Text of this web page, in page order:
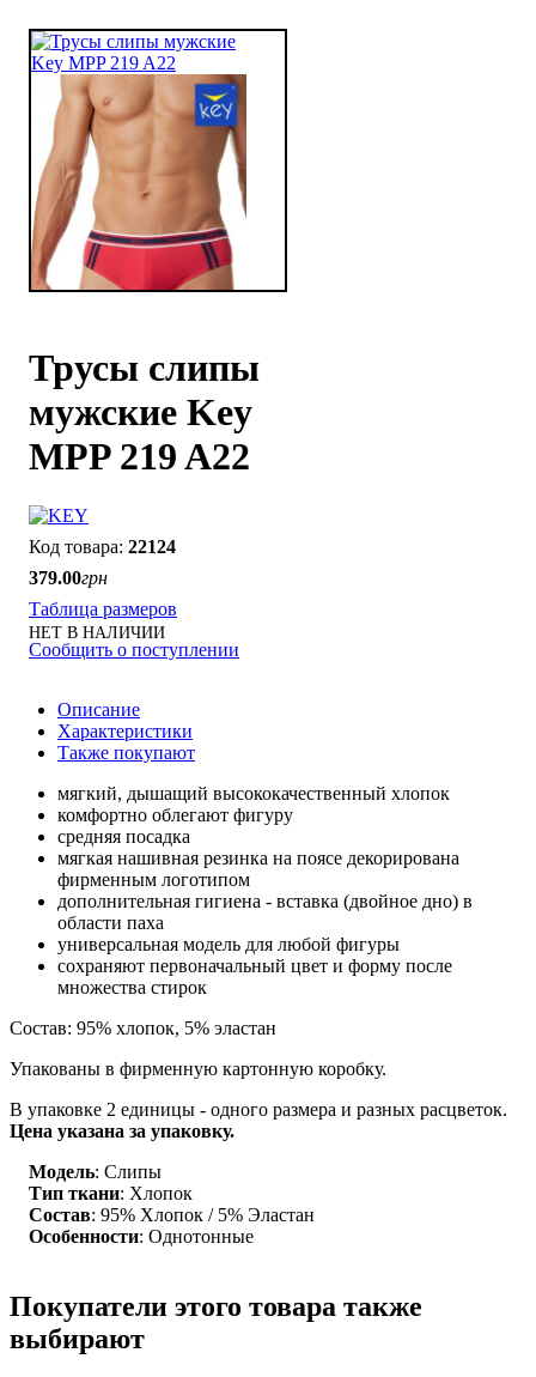
Трусы слипы
мужские Key
MPP 219 A22
22124
379.00грн
Таблица размеров
НЕТ В НАЛИЧИИ
Сообщить о поступлении
Описание
Характеристики
Также покупают
мягкий, дышащий высококачественный хлопок
комфортно облегают фигуру
средняя посадка
мягкая нашивная резинка на поясе декорирована
фирменным логотипом
дополнительная гигиена - вставка (двойное дно) в
области паха
универсальная модель для любой фигуры
сохраняют первоначальный цвет и форму после
множества стирок
Состав: 95% хлопок, 5% эластан
Упакованы в фирменную картонную коробку.
В упаковке 2 единицы - одного размера и разных расцветок.
Цена указана за упаковку.
Модель: Слипы
Тип ткани: Хлопок
Состав: 95% Хлопок / 5% Эластан
Особенности: Однотонные
Покупатели этого товара также
выбирают